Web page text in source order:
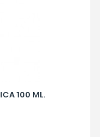
100 ML.